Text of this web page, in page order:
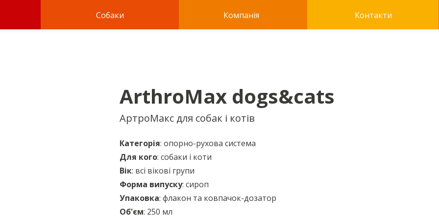
Собаки Компанія Контакти
ArthroMax dogs&cats
АртроМакс для собак і котів
Категорія: опорно-рухова система
Для кого: собаки і коти
Форма випуску: сироп
Вік: всі вікові групи
Упаковка: флакон та ковпачок-дозатор
Об'єм: 250 мл